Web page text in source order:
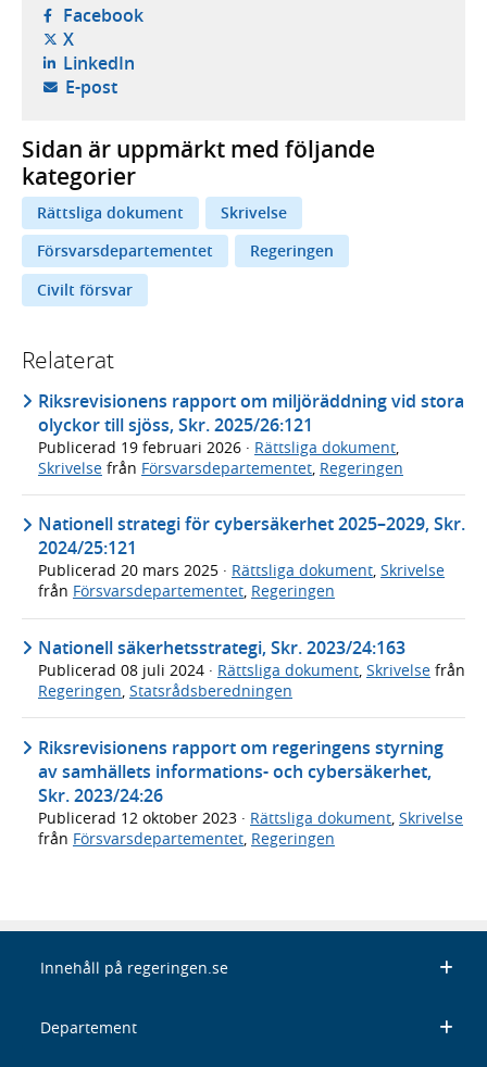
Facebook- öppnas i ny flik, extern webbplats,
X- öppnas i ny flik, extern webbplats,
LinkedIn- öppnas i ny flik, extern webbplats,
E-post- öppnar din e-postklient,
Sidan är uppmärkt med följande
kategorier
Rättsliga dokument
Skrivelse
Försvarsdepartementet
Regeringen
Civilt försvar
Relaterat
Riksrevisionens rapport om miljöräddning vid stora
olyckor till sjöss, Skr. 2025/26:121
Publicerad 19 februari 2026 · Rättsliga dokument,
Skrivelse från Försvarsdepartementet, Regeringen
Nationell strategi för cybersäkerhet 2025–2029, Skr.
2024/25:121
Publicerad 20 mars 2025 · Rättsliga dokument, Skrivelse
från Försvarsdepartementet, Regeringen
Nationell säkerhetsstrategi, Skr. 2023/24:163
Publicerad 08 juli 2024 · Rättsliga dokument, Skrivelse från
Regeringen, Statsrådsberedningen
Riksrevisionens rapport om regeringens styrning
av samhällets informations- och cybersäkerhet,
Skr. 2023/24:26
Publicerad 12 oktober 2023 · Rättsliga dokument Skrivelse
från Försvarsdepartementet Regeringen
Innehåll på regeringen.se
Departement